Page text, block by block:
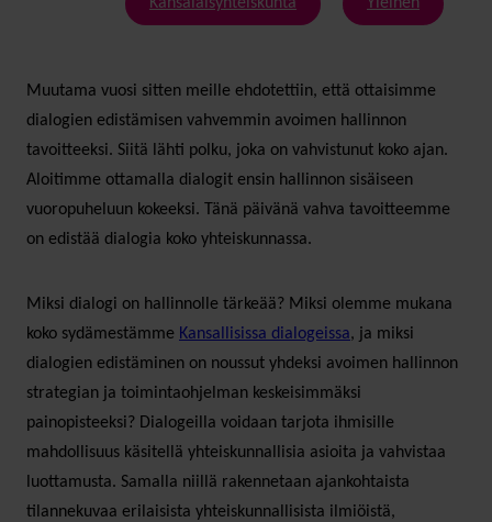
Muutama vuosi sitten meille ehdotettiin, että ottaisimme
dialogien edistämisen vahvemmin avoimen hallinnon
tavoitteeksi. Siitä lähti polku, joka on vahvistunut koko ajan.
Aloitimme ottamalla dialogit ensin hallinnon sisäiseen
vuoropuheluun kokeeksi. Tänä päivänä vahva tavoitteemme
on edistää dialogia koko yhteiskunnassa.
Miksi dialogi on hallinnolle tärkeää? Miksi olemme mukana
koko sydämestämme Kansallisissa dialogeissa, ja miksi
dialogien edistäminen on noussut yhdeksi avoimen hallinnon
strategian ja toimintaohjelman keskeisimmäksi
painopisteeksi? Dialogeilla voidaan tarjota ihmisille
mahdollisuus käsitellä yhteiskunnallisia asioita ja vahvistaa
luottamusta. Samalla niillä rakennetaan ajankohtaista
tilannekuvaa erilaisista yhteiskunnallisista ilmiöistä,